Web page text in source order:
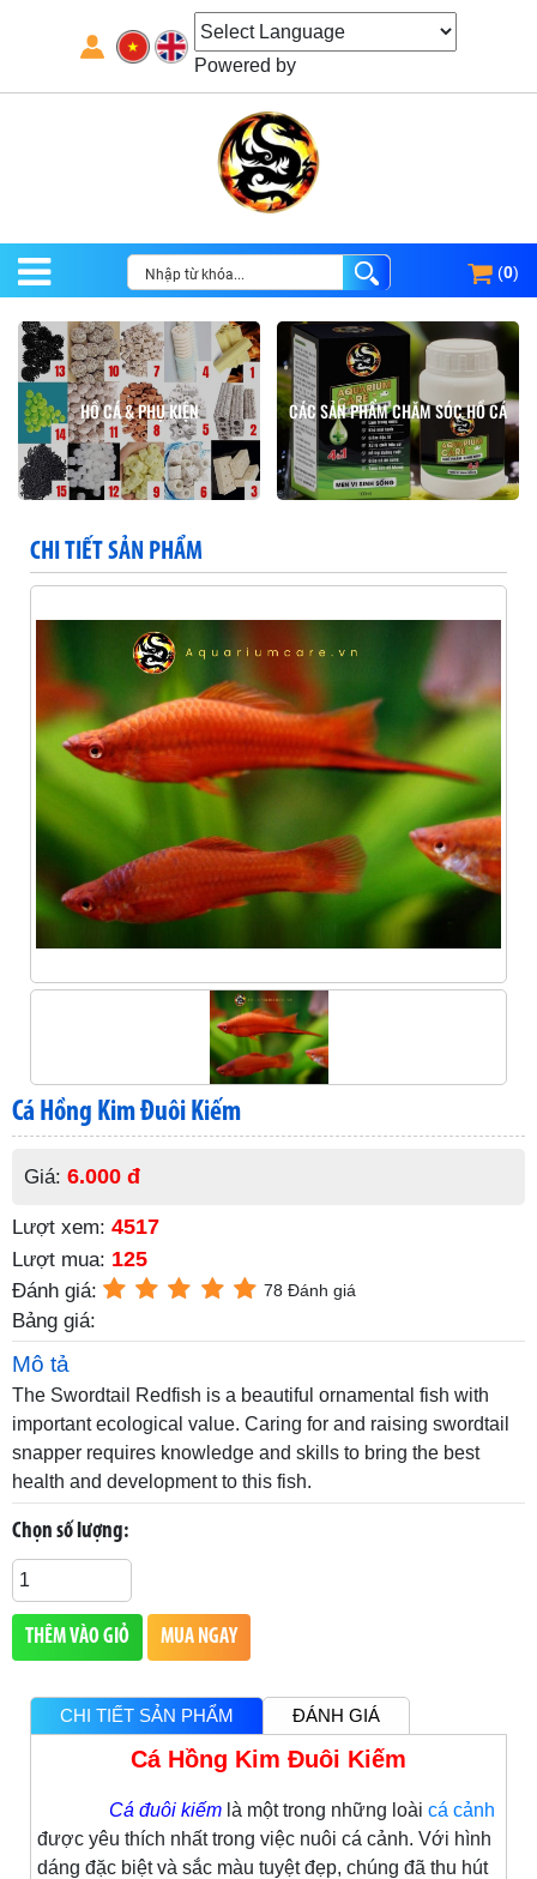
Powered by
(0)
HỒ CÁ & PHỤ KIỆN CÁC SẢN PHẨM CHĂM SÓC HỒ CÁ
CHI TIẾT SẢN PHẨM
Cá Hồng Kim Đuôi Kiếm
Giá: 6.000 đ
Lượt xem: 4517
Lượt mua: 125
Đánh giá: 78 Đánh giá
Bảng giá:
Mô tả
The Swordtail Redfish is a beautiful ornamental fish with
important ecological value. Caring for and raising swordtail
snapper requires knowledge and skills to bring the best
health and development to this fish.
Chọn số lượng:
THÊM VÀO GIỎ MUA NGAY
CHI TIẾT SẢN PHẨM ĐÁNH GIÁ
Cá Hồng Kim Đuôi Kiếm
Cá đuôi kiếm là một trong những loài cá cảnh
được yêu thích nhất trong việc nuôi cá cảnh. Với hình
dáng đặc biệt và sắc màu tuyệt đẹp, chúng đã thu hút